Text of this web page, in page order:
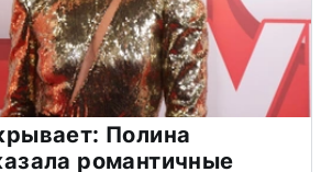
Полина
романтичные